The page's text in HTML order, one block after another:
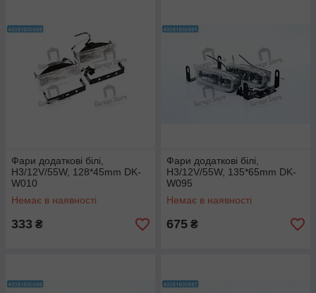
Фари додаткові білі,
H3/12V/55W, 128*45mm DK-
W010
Немає в наявності
333 ₴
Фари додаткові білі,
H3/12V/55W, 135*65mm DK-
W095
Немає в наявності
675 ₴